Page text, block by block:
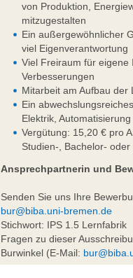
von Produktion,
mitzugestalten
Ein außergewöhnlicher
viel Eigenverantwortung
Viel Freiraum für eigene
Verbesserungen
Mitarbeit am Aufbau der
Ein
Elektrik,
Vergütung: 15,20 € pro
Studien-, Bachelor-
Ansprechpartnerin und
Senden Sie uns Ihre
bur@biba.uni-bremen.de
Stichwort: IPS 1.5 Lernfabrik
Fragen zu dieser
Burwinkel (E-Mail: